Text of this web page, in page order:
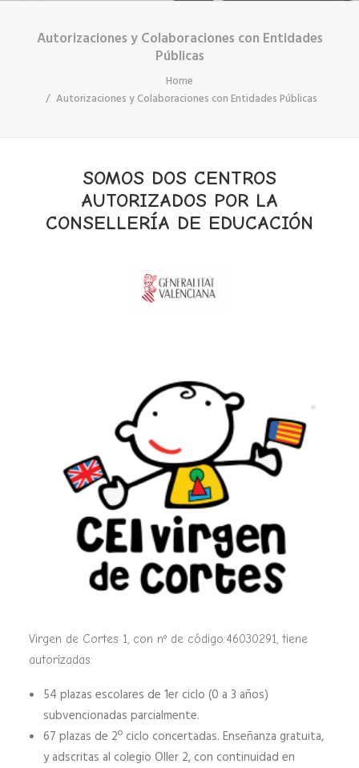
Autorizaciones y Colaboraciones con Entidades
Públicas
Home
Autorizaciones y Colaboraciones con Entidades Públicas
SOMOS DOS CENTROS
AUTORIZADOS POR LA
CONSELLERÍA DE EDUCACIÓN
Virgen de Cortes 1, con nº de código:46030291, tiene
autorizadas:
54 plazas escolares de 1er ciclo (0 a 3 años)
subvencionadas parcialmente.
67 plazas de 2º ciclo concertadas. Enseñanza gratuita,
y adscritas al colegio Oller 2, con continuidad en